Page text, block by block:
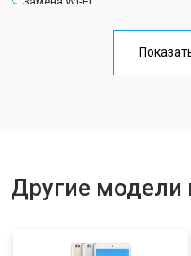
Другие модели